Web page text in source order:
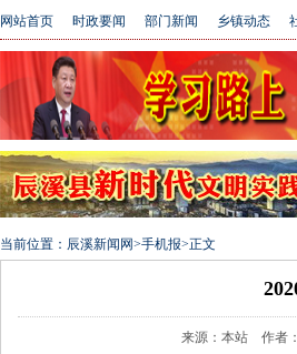
网站首页 时政要闻 部门新闻 乡镇动态
当前位置： 辰溪新闻网>手机报>正文
来源：本站 作者